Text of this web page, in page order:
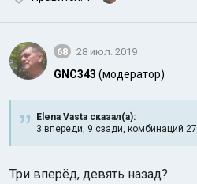
68 28 июл. 2019
GNC343 (модератор)
Elena Vasta сказал(а):
3 впереди, 9 сзади, комбинаций 27
Три вперёд, девять назад?